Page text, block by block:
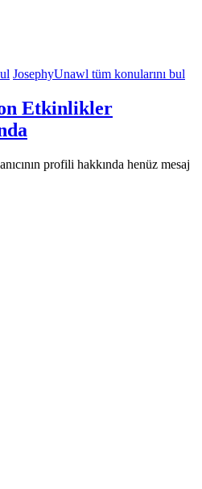
JosephyUnawl tüm konularını bul
Etkinlikler
profili hakkında henüz mesaj